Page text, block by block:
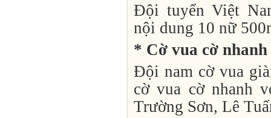
Đội tuyển Việt
nội dung 10 nữ
* Cờ vua cờ nhanh
Đội nam cờ vua
cờ vua cờ nhanh
Trường Sơn, Lê